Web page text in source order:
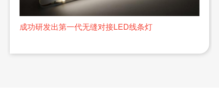
成功研发出第一代无缝对接LED线条灯